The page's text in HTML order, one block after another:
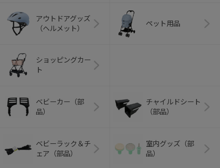
アウトドアグッズ
（ヘルメット）
ペット用品
ショッピングカー
ト
ベビーカー（部
品）
チャイルドシート
（部品）
ベビーラック＆チ
ェア（部品）
室内グッズ（部
品）